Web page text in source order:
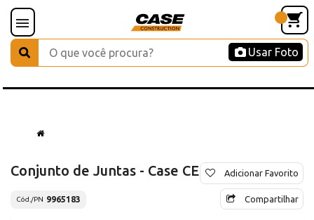
Usar Foto
Conjunto de Juntas - Case CE
Cód./PN 9965183
Adicionar Favorito
Compartilhar